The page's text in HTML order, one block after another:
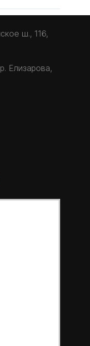
ш., 116,
Елизарова,